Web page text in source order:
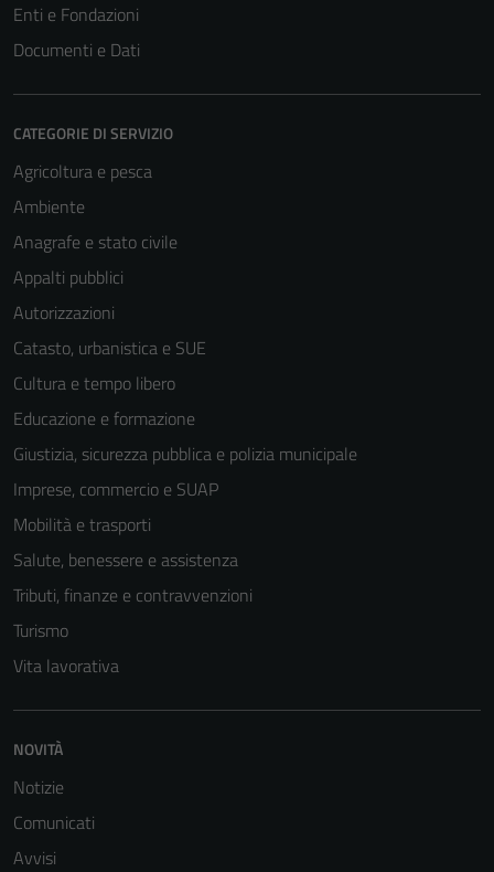
Enti e Fondazioni
Documenti e Dati
CATEGORIE DI SERVIZIO
Agricoltura e pesca
Ambiente
Anagrafe e stato civile
Appalti pubblici
Autorizzazioni
Catasto, urbanistica e SUE
Cultura e tempo libero
Educazione e formazione
Giustizia, sicurezza pubblica e polizia municipale
Imprese, commercio e SUAP
Mobilità e trasporti
Salute, benessere e assistenza
Tributi, finanze e contravvenzioni
Turismo
Vita lavorativa
NOVITÀ
Notizie
Comunicati
Avvisi